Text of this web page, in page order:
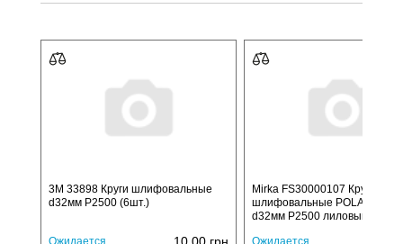
3M 33898 Круги шлифовальные
d32мм Р2500 (6шт.)
Ожидается
Mirka FS30000107 Круги
шлифовальные POLARSTAR
d32мм P2500 лиловый
Ожидается